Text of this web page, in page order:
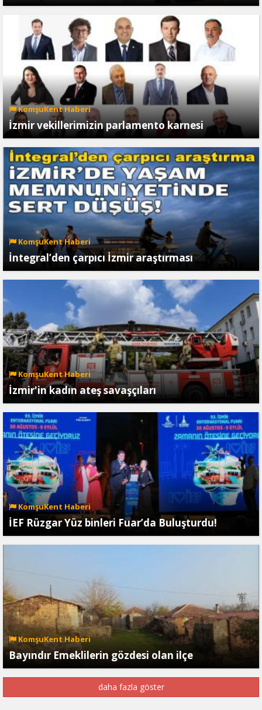
KomşuKent Haberi
İzmir vekillerimizin parlamento karnesi
KomşuKent Haberi
İntegral’den çarpıcı İzmir araştırması
KomşuKent Haberi
İzmir'in kadın ateş savaşçıları
KomşuKent Haberi
İEF Rüzgar Yüz binleri Fuar’da Buluşturdu!
KomşuKent Haberi
Bayındır Emeklilerin gözdesi olan ilçe
daha fazla göster